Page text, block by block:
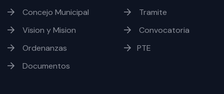
Concejo Municipal
Vision y Mision
Ordenanzas
Documentos
Tramite
Convocatoria
PTE